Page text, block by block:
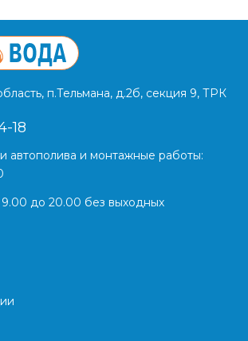
п.Тельмана, д.2б, секция 9, ТРК
18
автополива и монтажные работы:
9.00 до 20.00 без выходных